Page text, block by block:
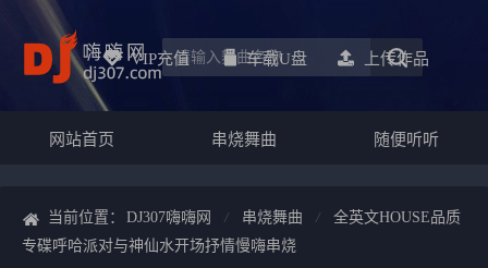
VIP充值 车载u盘 上传作品
网站首页 串烧舞曲 随便听听
当前位置： DJ307嗨嗨网 串烧舞曲
全英文HOUSE品质
专碟呼哈派对与神仙水开场抒情慢嗨串烧